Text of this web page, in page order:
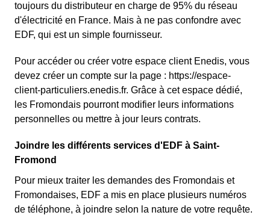
toujours du distributeur en charge de 95% du réseau
d'électricité en France. Mais à ne pas confondre avec
EDF, qui est un simple fournisseur.
Pour accéder ou créer votre espace client Enedis, vous
devez créer un compte sur la page : https://espace-
client-particuliers.enedis.fr. Grâce à cet espace dédié,
les Fromondais pourront modifier leurs informations
personnelles ou mettre à jour leurs contrats.
Joindre les différents services d'EDF à Saint-
Fromond
Pour mieux traiter les demandes des Fromondais et
Fromondaises, EDF a mis en place plusieurs numéros
de téléphone, à joindre selon la nature de votre requête.